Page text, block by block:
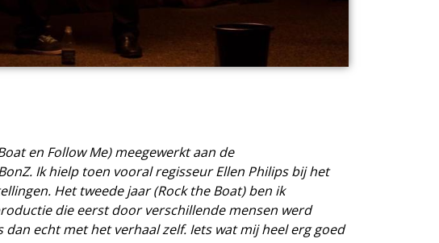
en Follow Me) meegewerkt aan de
Ik hielp toen vooral regisseur Ellen Philips bij het
Het tweede jaar (Rock the Boat) ben ik
die eerst door verschillende mensen werd
echt met het verhaal zelf. Iets wat mij heel erg goed